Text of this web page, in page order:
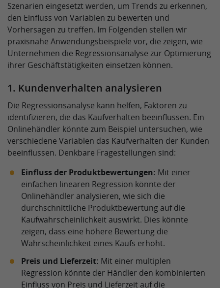
Szenarien eingesetzt werden, um Trends zu erkennen,
den Einfluss von Variablen zu bewerten und
Vorhersagen zu treffen. Im Folgenden stellen wir
praxisnahe Anwendungsbeispiele vor, die zeigen, wie
Unternehmen die Regressionsanalyse zur Optimierung
ihrer Geschäftstätigkeiten einsetzen können.
1. Kundenverhalten analysieren
Die Regressionsanalyse kann helfen, Faktoren zu
identifizieren, die das Kaufverhalten beeinflussen. Ein
Onlinehändler könnte zum Beispiel untersuchen, wie
verschiedene Variablen das Kaufverhalten der Kunden
beeinflussen. Denkbare Fragestellungen sind:
Einfluss der Produktbewertungen: Mit einer
einfachen linearen Regression könnte der
Onlinehändler analysieren, wie sich die
durchschnittliche Produktbewertung auf die
Kaufwahrscheinlichkeit auswirkt. Dies könnte
zeigen, dass eine höhere Bewertung die
Wahrscheinlichkeit eines Kaufs erhöht.
Preis und Lieferzeit: Mit einer multiplen
Regression könnte der Händler den kombinierten
Einfluss von Preis und Lieferzeit auf die